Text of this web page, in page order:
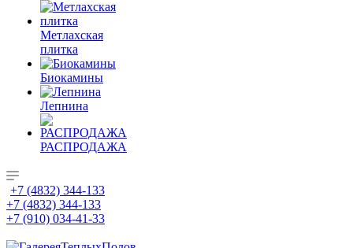
Метлахская
плитка
Биокамины
Лепнина
РАСПРОДАЖА
+7 (4832) 344-133
+7 (4832) 344-133
+7 (910) 034-41-33